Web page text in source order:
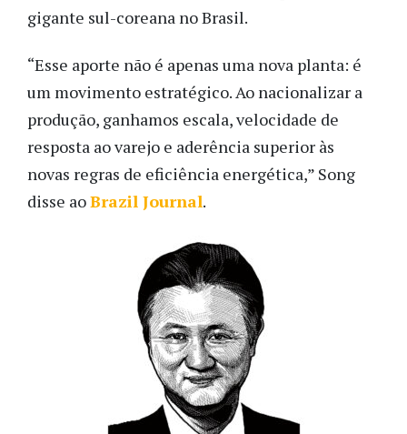
gigante sul-coreana no Brasil.
“Esse aporte não é apenas uma nova planta: é
um movimento estratégico. Ao nacionalizar a
produção, ganhamos escala, velocidade de
resposta ao varejo e aderência superior às
novas regras de eficiência energética,” Song
disse aoBrazil Journal.